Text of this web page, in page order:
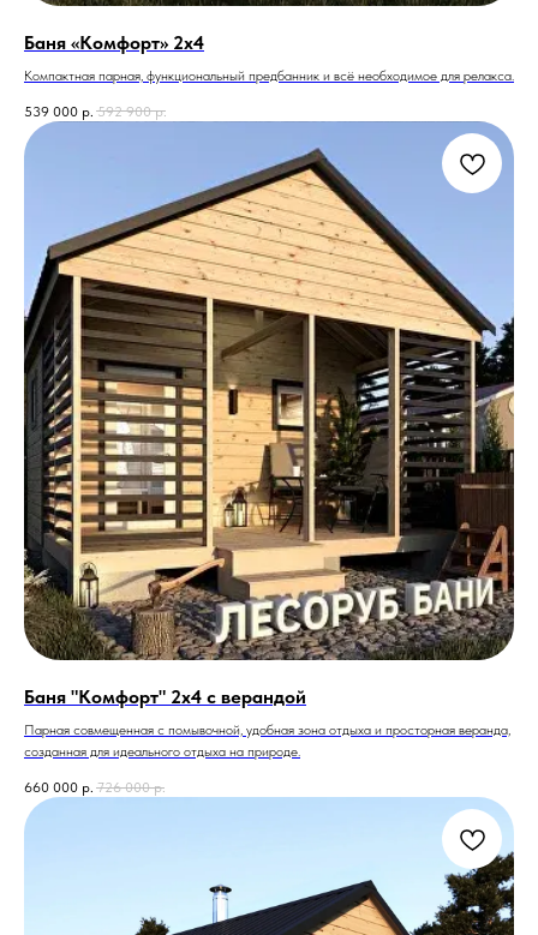
Баня «Комфорт» 2х4
Компактная парная, функциональный предбанник и всё необходимое для релакса.
539 000 р. 592 900 р.
Баня "Комфорт" 2х4 с верандой
Парная совмещенная с помывочной, удобная зона отдыха и просторная веранда,
созданная для идеального отдыха на природе.
660 000 р. 726 000 р.